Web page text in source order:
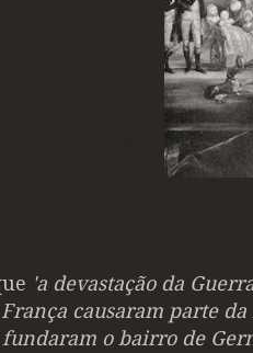
'a devastação da
causaram parte
fundaram o bairro de